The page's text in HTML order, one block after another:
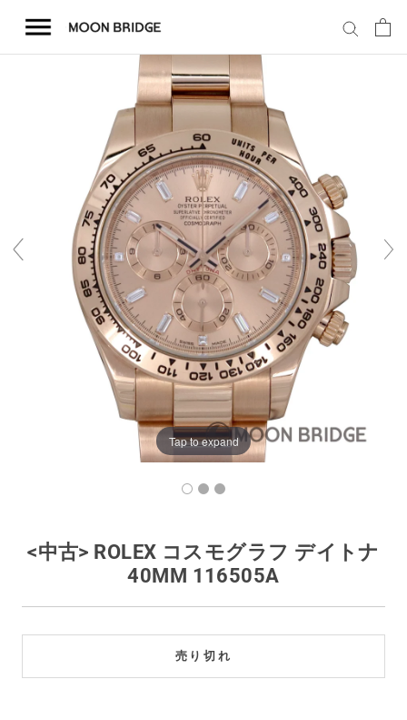
テ
会社概要
Tap to expand
<中古> ROLEX コスモグラフ デイトナ
40MM 116505A
売り切れ